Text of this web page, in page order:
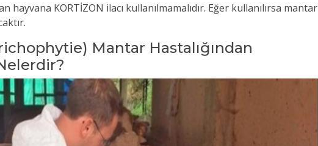
hayvana KORTİZON ilacı kullanılmamalıdır. Eğer kullanılırsa mantar
Mantar Hastalığından